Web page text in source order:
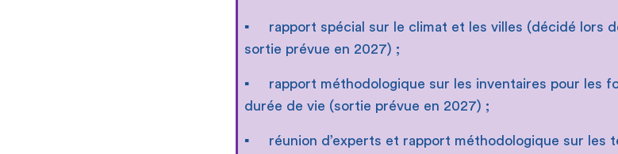
▪ rapport spécial sur le climat et les villes (décidé lors
sortie prévue en 2027) ;
▪ rapport méthodologique sur les inventaires pour les
durée de vie (sortie prévue en 2027) ;
▪ réunion d’experts et rapport méthodologique sur les